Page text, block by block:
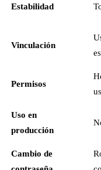
Estabilidad
Vinculación
Permisos
Uso en
producción
Cambio de